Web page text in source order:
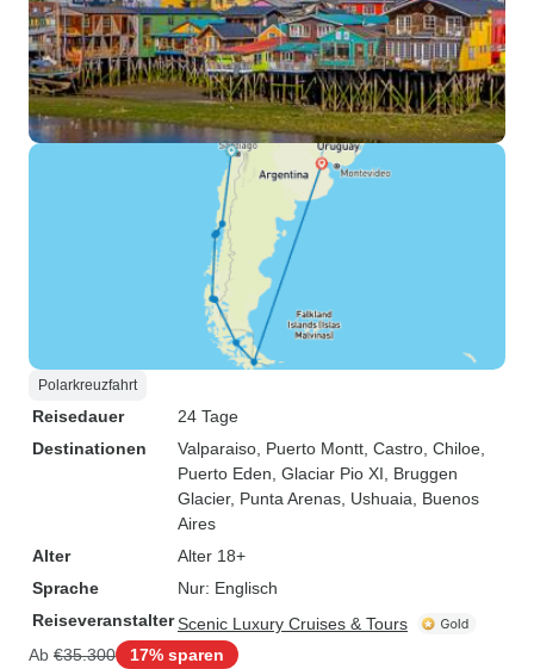
Polarkreuzfahrt
Reisedauer
24 Tage
Destinationen
Valparaiso , Puerto Montt , Castro , Chiloe
Puerto Eden , Glaciar Pio XI , Bruggen
Glacier, Punta Arenas , Ushuaia , Buenos
Aires
Alter
Alter 18+
Sprache
Nur: Englisch
ReiseveranstalterScenic Luxury Cruises & Tours
Ab €35.300 17% sparen